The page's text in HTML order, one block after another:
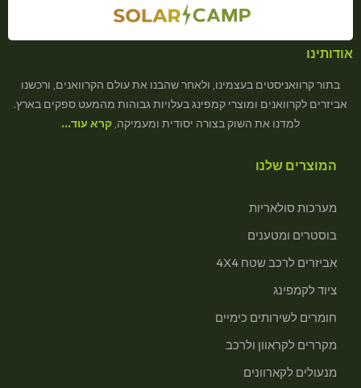
אודותינו
בתור קרוואניסטים בעצמינו, ולאחר שהבנו את עולם הקרוואנים, ורכשנו
אביזרים לקרוואנים ומוצרי קמפינג בעלויות גבוהות מהמעט ספקים בארץ.
למדנו את השוק בצורה יסודית ומעמיקה, קרא עוד…
המוצרים שלנו
מערכות סולאריות
בוסטרים ומטענים
אביזרים לרכב שטח 4X4
ציוד לקמפינג
חומרים לשירותים כימיים
מקררים לקראוון ולרכב
מנעולים לקארוונים